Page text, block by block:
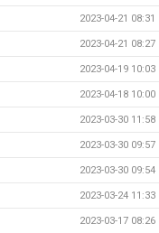
2023-04-21 08:31
2023-04-21 08:27
2023-04-19 10:03
2023-04-18 10:00
2023-03-30 11:58
2023-03-30 09:57
2023-03-30 09:54
2023-03-24 11:33
2023-03-17 08:26